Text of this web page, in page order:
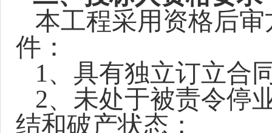
本工程采用资格后
件：
1、具有独立订立合
2、未处于被责令停
结和破产状态；